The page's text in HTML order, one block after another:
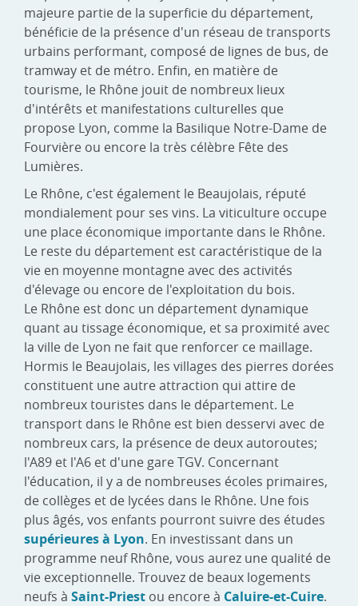
majeure partie de la superficie du département,
bénéficie de la présence d'un réseau de transports
urbains performant, composé de lignes de bus, de
tramway et de métro. Enfin, en matière de
tourisme, le Rhône jouit de nombreux lieux
d'intérêts et manifestations culturelles que
propose Lyon, comme la Basilique Notre-Dame de
Fourvière ou encore la très célèbre Fête des
Lumières.
Le Rhône, c'est également le Beaujolais, réputé
mondialement pour ses vins. La viticulture occupe
une place économique importante dans le Rhône.
Le reste du département est caractéristique de la
vie en moyenne montagne avec des activités
d'élevage ou encore de l'exploitation du bois.
Le Rhône est donc un département dynamique
quant au tissage économique, et sa proximité avec
la ville de Lyon ne fait que renforcer ce maillage.
Hormis le Beaujolais, les villages des pierres dorées
constituent une autre attraction qui attire de
nombreux touristes dans le département. Le
transport dans le Rhône est bien desservi avec de
nombreux cars, la présence de deux autoroutes;
l'A89 et l'A6 et d'une gare TGV. Concernant
l'éducation, il y a de nombreuses écoles primaires,
de collèges et de lycées dans le Rhône. Une fois
plus âgés, vos enfants pourront suivre des études
supérieures à Lyon. En investissant dans un
programme neuf Rhône, vous aurez une qualité de
vie exceptionnelle. Trouvez de beaux logements
neufs à Saint-Priest ou encore à Caluire-et-Cuire.